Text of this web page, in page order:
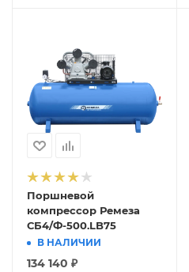
Поршневой
компрессор Ремеза
СБ4/Ф-500.LB75
В НАЛИЧИИ
134 140 ₽